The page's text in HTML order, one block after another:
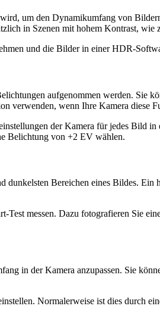
um den Dynamikumfang von
in Szenen mit hohem Kontrast, wie
und die Bilder in einer HDR-
aufgenommen werden. Sie
verwenden, wenn Ihre Kamera diese
der Kamera für jedes Bild
Belichtung von +2 EV wählen.
Bereichen eines Bildes.
messen. Dazu fotografieren Sie
in der Kamera anzupassen. Sie
Normalerweise ist dies durch